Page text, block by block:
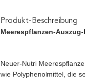
Produkt-Beschreibung
Meerespflanzen-
Neuer-Nutri
wie Polyphenolmittel, die